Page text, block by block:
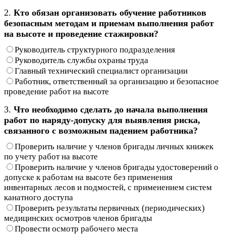
2. Кто обязан организовать обучение работников
безопасным методам и приемам выполнения работ
на высоте и проведение стажировки?
Руководитель структурного подразделения
Руководитель службы охраны труда
Главный технический специалист организации
Работник, ответственный за организацию и безопасное
проведение работ на высоте
3. Что необходимо сделать до начала выполнения
работ по наряду-допуску для выявления риска,
связанного с возможным падением работника?
Проверить наличие у членов бригады личных книжек
по учету работ на высоте
Проверить наличие у членов бригады удостоверений о
допуске к работам на высоте без применения
инвентарных лесов и подмостей, с применением систем
канатного доступа
Проверить результаты первичных (периодических)
медицинских осмотров членов бригады
Провести осмотр рабочего места